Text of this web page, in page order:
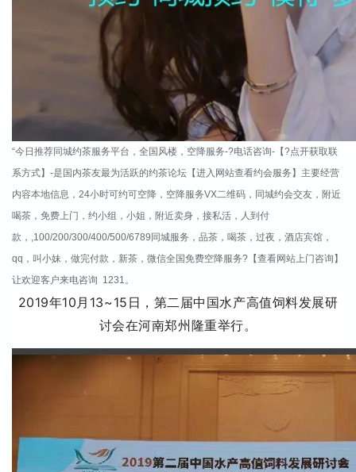
“今日推荐同城约茶服务平台，全国风楼，空降服务-?电话咨询-【?点开获取联
系方式】-是国内茶友最为活跃的约茶论坛【进入网站查看约会服务】主要经营
内容本地信息，24小时可约可空降，空降服务VX二维码，同城约会交友，附近
喝茶，免费上门，约小组，小姐，附近卖身，接私活，人到付
款，,100/200/300/400/500/6789同城服务，品茶，喝茶，过夜，酒店宾馆，
qq，叫小妹，做完付款，新茶，微信全国免费空降服务?【查看网站上门咨询】
让欢迎客户来电咨询 1231。
2019年10 月 13~15 日，第二届中国水产高值饲料发展研
讨会在河南郑州隆重举行。